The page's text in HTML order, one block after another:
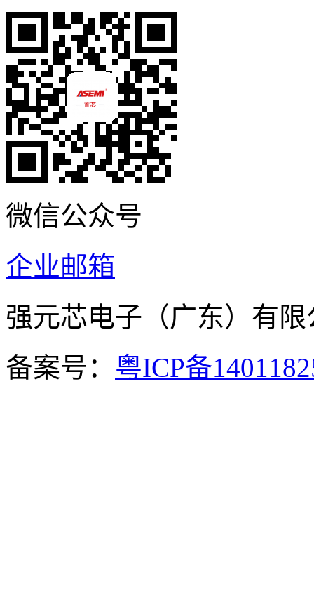
微信公众号
企业邮箱
强元芯电子（广东）
备案号： 粤ICP备